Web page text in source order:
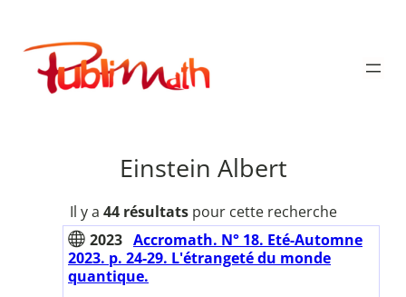
contenu
Publimath
Einstein Albert
Il y a 44 résultatspour cette recherche
2023 Accromath. N° 18. Eté-Automne
2023. p. 24-29. L'étrangeté du monde
quantique.